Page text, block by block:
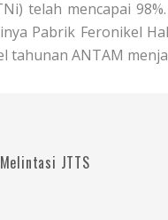
telah mencapai
Pabrik Feronikel
ANTAM
JTTS